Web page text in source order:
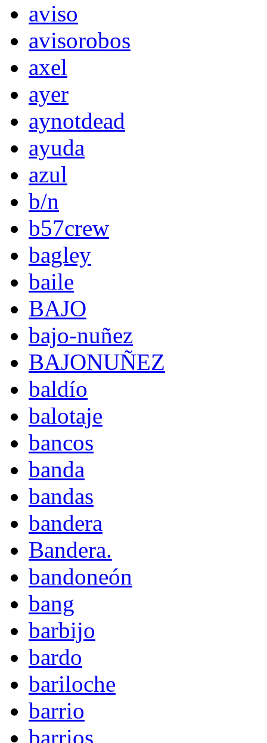
aviso
avisorobos
axel
ayer
aynotdead
ayuda
azul
b/n
b57crew
bagley
baile
BAJO
bajo-nuñez
BAJONUÑEZ
baldío
balotaje
bancos
banda
bandas
bandera
Bandera.
bandoneón
bang
barbijo
bardo
bariloche
barrio
barrios